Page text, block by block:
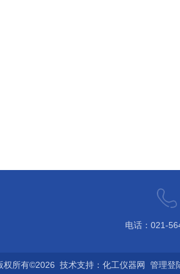
电话：021-
权所有©2026 技术支持： 化工仪器网 管理登